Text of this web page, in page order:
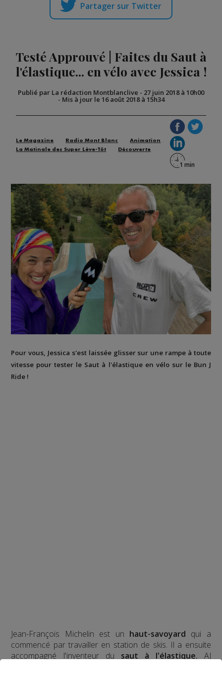
Partager sur Twitter
Testé Approuvé | Faites du Saut à
l'élastique... en vélo avec Jessica !
Publié par La rédaction Montblanclive - 27 juin 2018 à 10h00
- Mis à jour le 16 août 2018 à 15h34
Le Magazine Radio Mont Blanc
Animation
La Matinale des Super Lève-Tôt
Découverte
Pour vous, Jessica s'est laissée glisser sur une rampe à toute
vitesse pour tester le Saut à l'élastique en vélo sur le Bun J
Ride !
Jean-François Michelin est un haut-savoyard qui a
commencé par travailler en station de skis. Il a ensuite
accompagné l'inventeur du saut à l'élastique, AJ